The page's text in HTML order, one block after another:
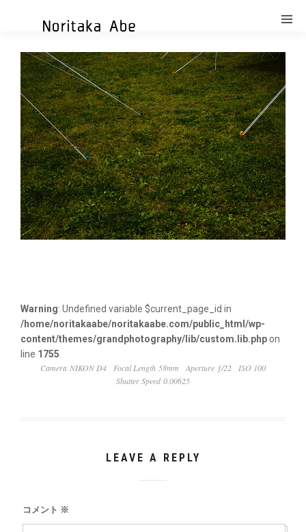
Warning: Undefined variable $current_page_id in
/home/noritakaabe/noritakaabe.com/public_html/wp-
content/themes/grandphotography/lib/custom.lib.phpon
line 1755
Camera NIKON D4
Focal Length 58mm Aperture ƒ/22
ISO 100
Shutter Speed 0.00625
LEAVE A REPLY
コメント ※